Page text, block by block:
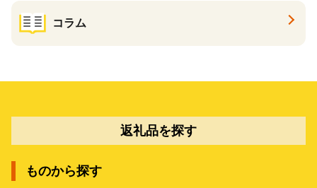
コラム
返礼品を探す
ものから探す